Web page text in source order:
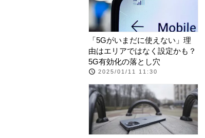
「5Gがいまだに使えない」理
由はエリアではなく設定かも？
5G有効化の落とし穴
2025/01/11 11:30